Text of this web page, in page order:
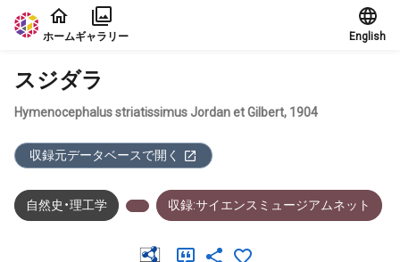
本文に飛ぶ
ホームギャラリー English
スジダラ
Hymenocephalus striatissimus Jordan et Gilbert, 1904
収録元データベースで開く
自然史・理工学 収録:サイエンスミュージアムネット